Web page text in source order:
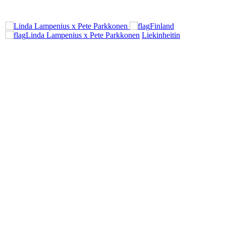
Finland
Linda Lampenius x Pete Parkkonen Liekinheitin